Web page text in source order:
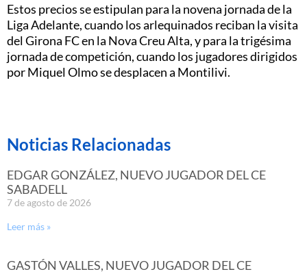
Estos precios se estipulan para la novena jornada de la
Liga Adelante, cuando los arlequinados reciban la visita
del Girona FC en la Nova Creu Alta, y para la trigésima
jornada de competición, cuando los jugadores dirigidos
por Miquel Olmo se desplacen a Montilivi.
Noticias Relacionadas
EDGAR GONZÁLEZ, NUEVO JUGADOR DEL CE
SABADELL
7 de agosto de 2026
Leer más »
GASTÓN VALLES, NUEVO JUGADOR DEL CE